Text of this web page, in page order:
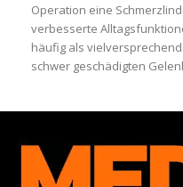
Operation eine
verbesserte
häufig als
schwer geschädigten